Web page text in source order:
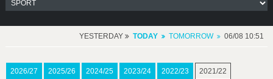
YESTERDAY TODAY TOMORROW 06/08 10:51
2026/27 2025/26 2024/25 2023/24 2022/23 2021/22